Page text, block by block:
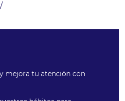
mejora tu atención con